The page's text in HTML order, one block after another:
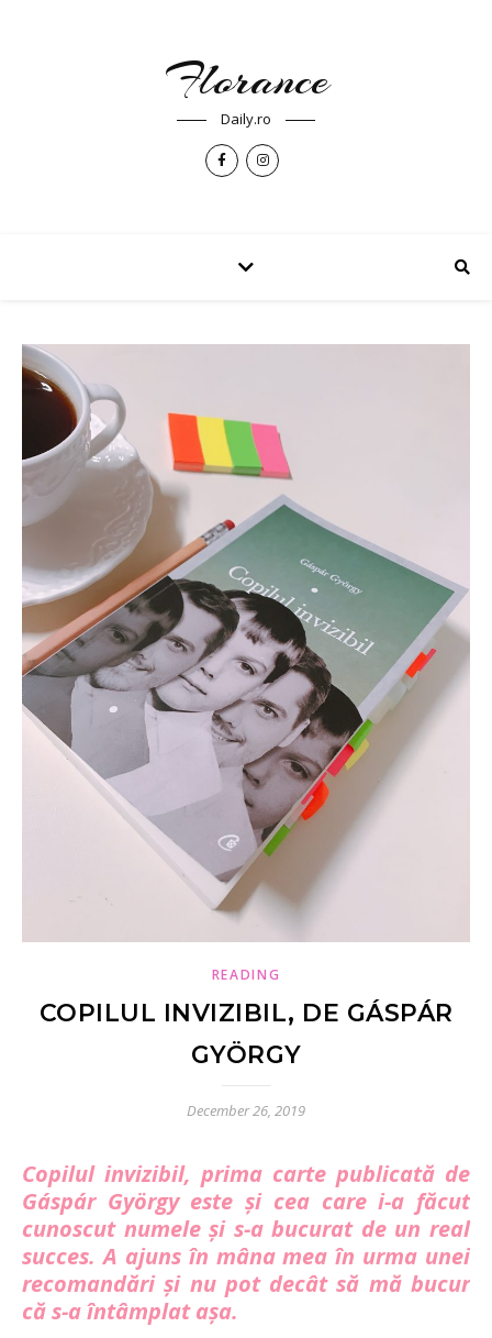
Florance
Daily.ro
READING
COPILUL INVIZIBIL, DE GÁSPÁR
GYÖRGY
December 26, 2019
Copilul invizibil, prima carte publicată de
Gáspár György este și cea care i-a făcut
cunoscut numele și s-a bucurat de un real
succes. A ajuns în mâna mea în urma unei
recomandări și nu pot decât să mă bucur
că s-a întâmplat așa.